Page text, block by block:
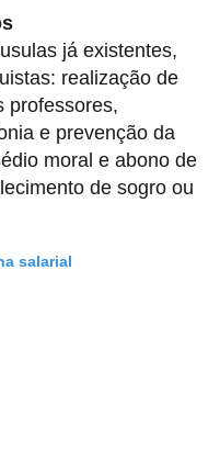
já existentes,
realização de
professores,
e prevenção da
moral e abono de
de sogro ou
salarial